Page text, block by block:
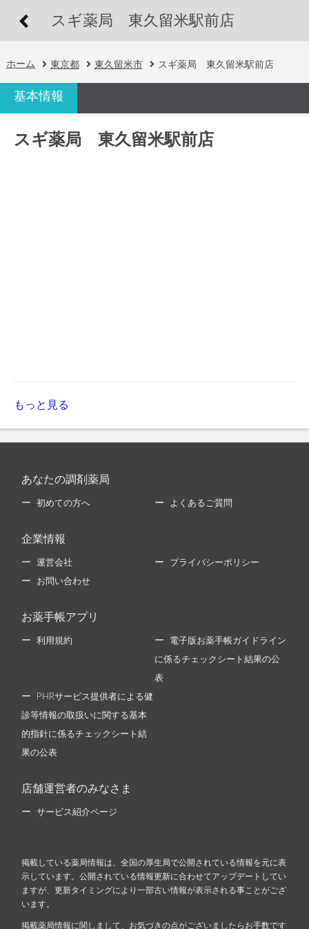
スギ薬局 東久留米駅前店
ホーム 東京都 東久留米市 スギ薬局 東久留米駅前店
基本情報
スギ薬局 東久留米駅前店
もっと見る
あなたの調剤薬局
初めての方へ よくあるご質問
企業情報
運営会社 プライバシーポリシー
お問い合わせ
お薬手帳アプリ
利用規約 電子版お薬手帳ガイドライン
に係るチェックシート結果の公
表
PHRサービス提供者による健
診等情報の取扱いに関する基本
的指針に係るチェックシート結
果の公表
店舗運営者のみなさま
サービス紹介ページ
掲載している薬局情報は、全国の厚生局で公開されている情報を元に表
示しています。公開されている情報更新に合わせてアップデートしてい
ますが、更新タイミングにより一部古い情報が表示される事ことがござ
います。
掲載薬局情報に関しまして、お気づきの点がございましたらお手数です